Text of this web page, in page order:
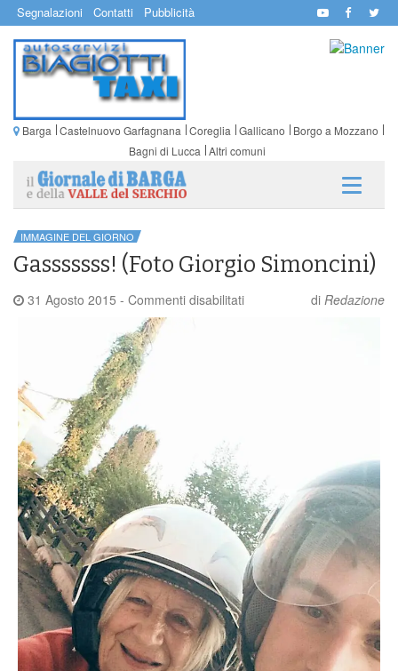
Segnalazioni Contatti Pubblicità
Barga Castelnuovo Garfagnana Coreglia Gallicano
Borgo a Mozzano
Bagni di Lucca Altri comuni
IMMAGINE DEL GIORNO
Gasssssss! (Foto Giorgio Simoncini)
31 Agosto 2015 - Commenti disabilitatisu
di Redazione